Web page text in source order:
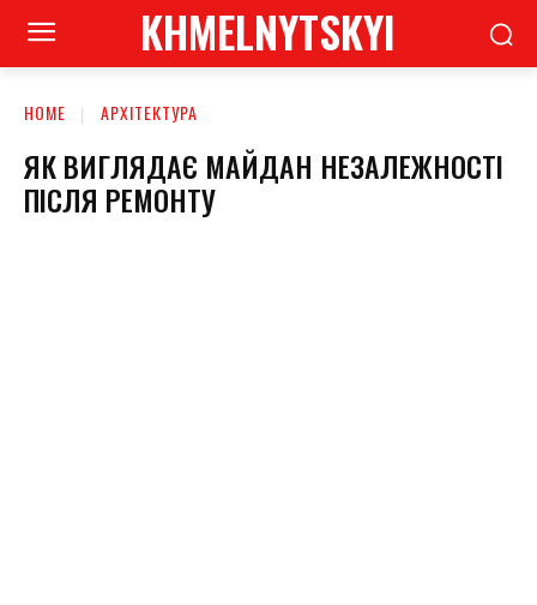
KHMELNYTSKYI
HOME АРХІТЕКТУРА
ЯК ВИГЛЯДАЄ МАЙДАН НЕЗАЛЕЖНОСТІ
ПІСЛЯ РЕМОНТУ